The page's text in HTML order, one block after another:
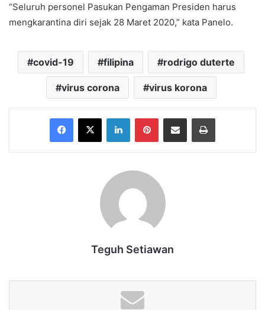
“Seluruh personel Pasukan Pengaman Presiden harus
mengkarantina diri sejak 28 Maret 2020,” kata Panelo.
covid-19 filipina rodrigo duterte
virus corona virus korona
Facebook
X LinkedInPinterestShare via Email Print
Teguh Setiawan